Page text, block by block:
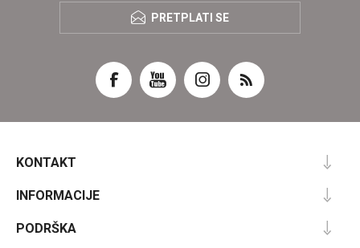
PRETPLATI SE
KONTAKT
INFORMACIJE
PODRŠKA